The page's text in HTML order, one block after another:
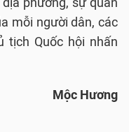
mỗi người dân, các
tịch Quốc hội nhấn
Mộc Hương